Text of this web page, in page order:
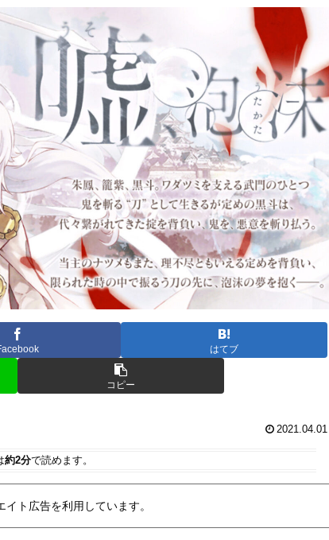
はてブ
コピー
2021.04.01
約2分で読めます。
ト広告を利用しています。